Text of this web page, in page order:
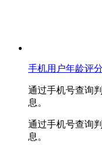
手机用户年龄评分
通过手机号查询
息。
通过手机号查询
息。